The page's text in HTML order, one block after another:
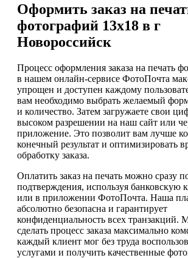
Оформить заказ на
фотографий 13х18 в г
Новороссийск
Процесс оформления заказа на печать
в нашем онлайн-сервисе ФотоПочта
упрощен и доступен каждому
вам необходимо выбрать желаемый
и количество. Затем загружаете свои
высоком разрешении на наш сайт или
приложение. Это позволит вам лучше
конечный результат и оптимизировать
обработку заказа.
Оплатить заказ на печать можно сразу
подтверждения, используя банковскую
или в приложении ФотоПочта. Наша
абсолютно безопасна и гарантирует
конфиденциальность всех транзакций.
сделать процесс заказа максимально
каждый клиент мог без труда
услугами и получить качественные